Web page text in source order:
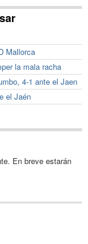
Mallorca
la mala racha
4-1 ante el Jaen
el Jaén
En breve estarán